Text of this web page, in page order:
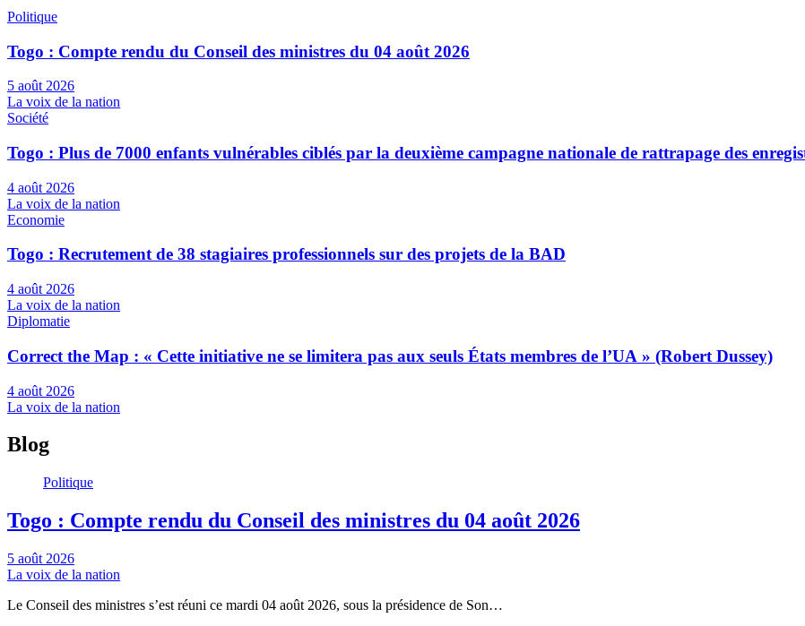
Politique
Togo : Compte rendu du Conseil des ministres du 04 août 2026
5 août 2026
La voix de la nation
Société
Togo : Plus de 7000 enfants vulnérables ciblés par la deuxième campagne nationale de rattrapage des
4 août 2026
La voix de la nation
Economie
Togo : Recrutement de 38 stagiaires professionnels sur des projets de la BAD
4 août 2026
La voix de la nation
Diplomatie
Correct the Map : « Cette initiative ne se limitera pas aux seuls États membres de l’UA » (Robert Dussey)
4 août 2026
La voix de la nation
Blog
Politique
Togo : Compte rendu du Conseil des ministres du 04 août 2026
5 août 2026
La voix de la nation
Le Conseil des ministres s’est réuni ce mardi 04 août 2026, sous la présidence de Son…